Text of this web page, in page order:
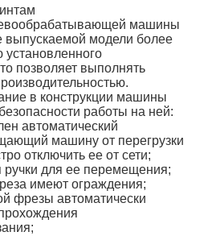
машины
выпускаемой модели более
позволяет выполнять
в конструкции машины
работы на ней:
автоматический
машину от перегрузки
отключить ее от сети;
для ее перемещения;
имеют ограждения;
фрезы автоматически